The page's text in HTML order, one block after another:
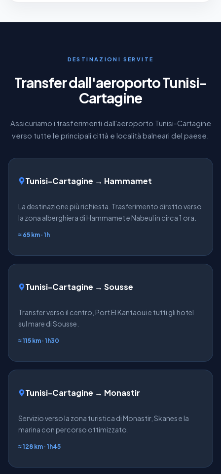
DESTINAZIONI SERVITE
Transfer dall'aeroporto Tunisi-
Cartagine
Assicuriamo i trasferimenti dall'aeroporto Tunisi-Cartagine
verso tutte le principali città e località balneari del paese.
Tunisi-Cartagine → Hammamet
La destinazione più richiesta. Trasferimento diretto verso
la zona alberghiera di Hammamet e Nabeul in circa 1 ora.
≈ 65 km · 1h
Tunisi-Cartagine → Sousse
Transfer verso il centro, Port El Kantaoui e tutti gli hotel
sul mare di Sousse.
≈ 115 km · 1h30
Tunisi-Cartagine → Monastir
Servizio verso la zona turistica di Monastir, Skanes e la
marina con percorso ottimizzato.
≈ 128 km · 1h45